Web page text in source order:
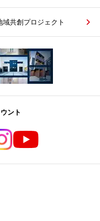
域共創プロジェクト
ント